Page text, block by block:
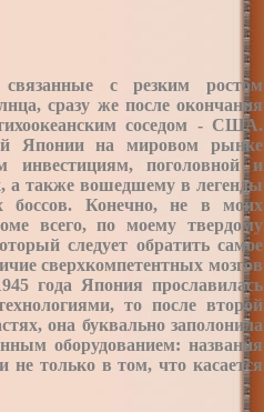
с резким ростом
сразу же после окончания
соседом - США.
Японии на мировом рынке
поголовной и
а также вошедшему в легенды
боссов. Конечно, не в моих
всего, по моему твердому
следует обратить самое
сверхкомпетентных мозгов
года Япония прославилась
то после второй
она буквально заполонила
оборудованием: названия
только в том, что касается